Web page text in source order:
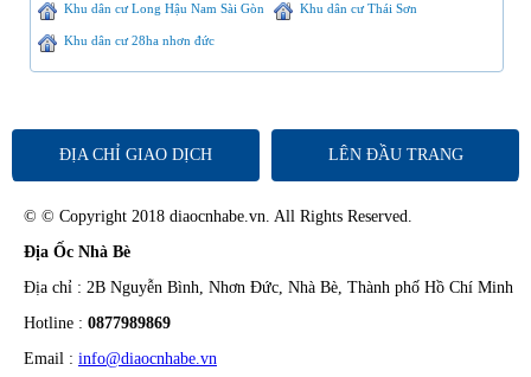
Khu dân cư Long Hậu Nam Sài Gòn Khu dân cư Thái Sơn
Khu dân cư 28ha nhơn đức
ĐỊA CHỈ GIAO DỊCH LÊN ĐẦU TRANG
© © Copyright 2018 diaocnhabe.vn. All Rights Reserved.
Địa Ốc Nhà Bè
Địa chỉ : 2B Nguyễn Bình, Nhơn Đức, Nhà Bè, Thành phố Hồ Chí Minh
Hotline : 0877989869
Email : info@diaocnhabe.vn